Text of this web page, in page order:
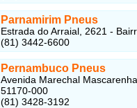
Parnamirim Pneus
Estrada do Arraial, 2621 -
(81) 3442-6600
Pernambuco Pneus
Avenida Marechal
51170-000
(81) 3428-3192